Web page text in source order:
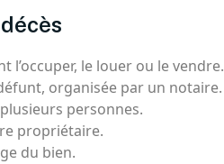
l’occuper, le louer ou le vendre.
organisée par un notaire.
personnes.
propriétaire.
du bien.